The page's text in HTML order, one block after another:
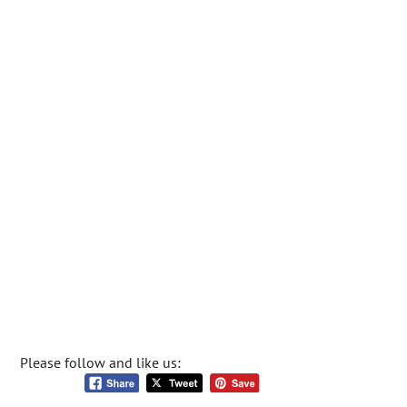
Please follow and like us: